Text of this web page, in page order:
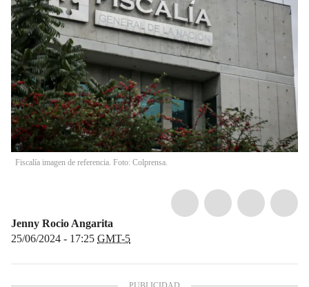
Fiscalía imagen de referencia. Foto: Colprensa.
Jenny Rocio Angarita
25/06/2024 - 17:25 GMT-5